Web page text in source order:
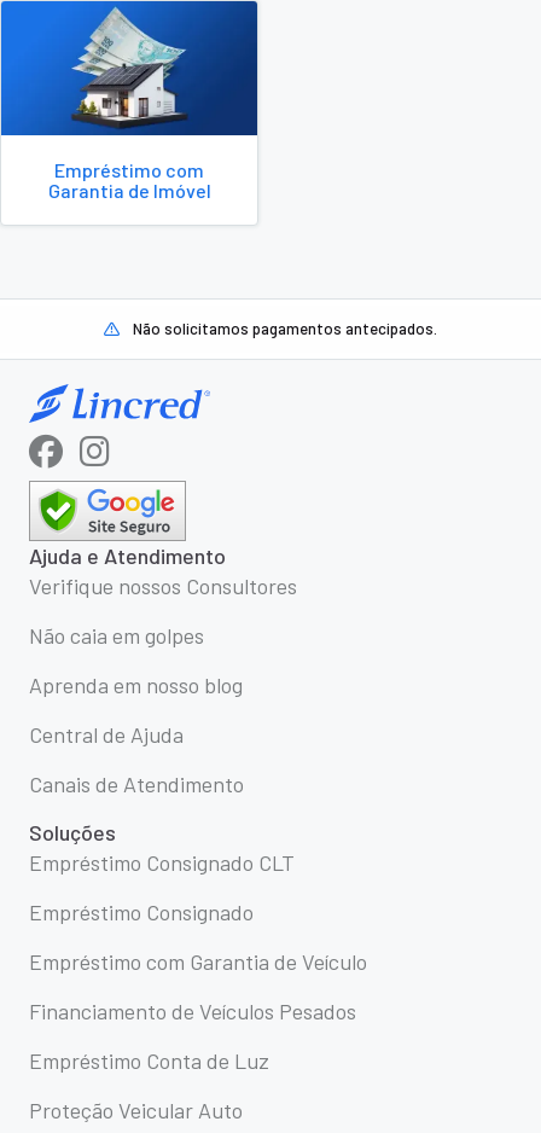
Empréstimo com
Garantia de Imóvel
Não solicitamos pagamentos antecipados.
Ajuda e Atendimento
Verifique nossos Consultores
Não caia em golpes
Aprenda em nosso blog
Central de Ajuda
Canais de Atendimento
Soluções
Empréstimo Consignado CLT
Empréstimo Consignado
Empréstimo com Garantia de Veículo
Financiamento de Veículos Pesados
Empréstimo Conta de Luz
Proteção Veicular Auto